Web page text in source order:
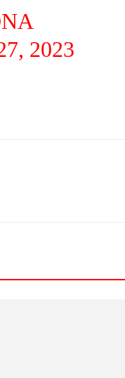
2023